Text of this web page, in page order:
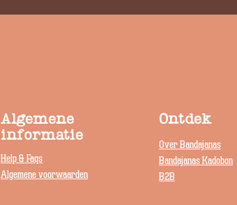
Algemene
informatie
Help & Faqs
Algemene voorwaarden
Ontdek
Over Bandajanas
Bandajanas Kadobon
B2B